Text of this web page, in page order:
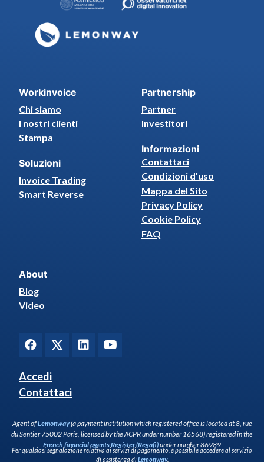
Workinvoice
Chi siamo
I nostri clienti
Stampa
Soluzioni
Invoice Trading
Smart Reverse
Partnership
Partner
Investitori
Informazioni
Contattaci
Condizioni d'uso
Mappa del Sito
Privacy Policy
Cookie Policy
FAQ
About
Blog
Video
Accedi
Contattaci
Agent ofLemonway(a payment institution which registered office is located at 8, rue
du Sentier 75002 Paris, licensed by the ACPR under number 16568) registered in the
French financial agents Register (Regafi)under number 86989
Per qualsiasi segnalazione relativa ai servizi di pagamento, è possibile accedere al servizio
di assistenza diLemonway.